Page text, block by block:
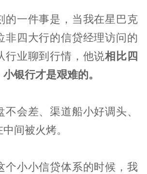
的一件事是，当我在星巴克
非四大行的信贷经理访问的
行业聊到行情，他说相比四
银行才是艰难的。
不会差、渠道船小好调头、
间被火烤。
个小小信贷体系的时候，我